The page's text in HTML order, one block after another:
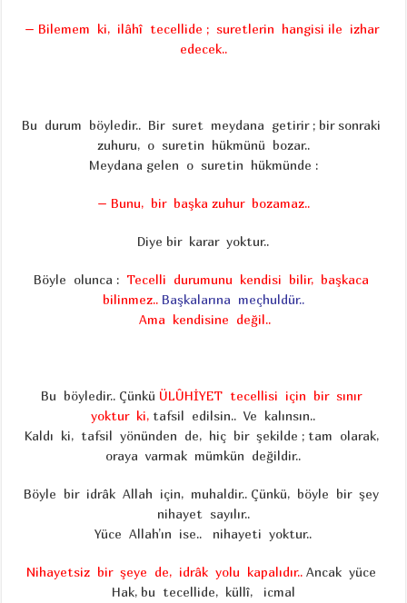
– Bilemem ki, ilâhî tecellide ; suretlerin hangisi ile izhar
edecek..
Bu durum böyledir.. Bir suret meydana getirir ; bir sonraki
zuhuru, o suretin hükmünü bozar..
Meydana gelen o suretin hükmünde :
– Bunu, bir başka zuhur bozamaz..
Diye bir karar yoktur..
Böyle olunca : Tecelli durumunu kendisi bilir, başkaca
bilinmez.. Başkalarına meçhuldür..
Ama kendisine değil..
Bu böyledir.. Çünkü ÜLÛHİYET tecellisi için bir sınır
yoktur ki, tafsil edilsin.. Ve kalınsın..
Kaldı ki, tafsil yönünden de, hiç bir şekilde ; tam olarak,
oraya varmak mümkün değildir..
Böyle bir idrâk Allah için, muhaldir.. Çünkü, böyle bir şey
nihayet sayılır..
Yüce Allah’ın ise.. nihayeti yoktur..
Nihayetsiz bir şeye de, idrâk yolu kapalıdır..Ancak yüce
Hak, bu tecellide, küllî, icmal